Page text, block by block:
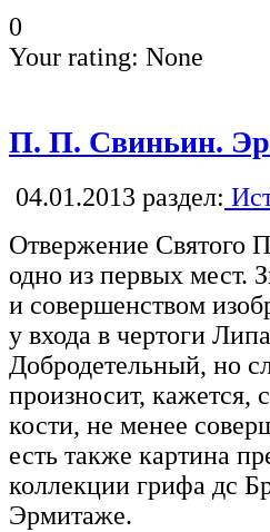
0
Your rating: None
П. П. Свиньин.
04.01.2013 раздел:
Отвержение Святого
одно из первых мест.
и совершенством
у входа в чертоги
Добродетельный, но
произносит, кажется,
кости, не менее
есть также картина
коллекции грифа дс
Эрмитаже.